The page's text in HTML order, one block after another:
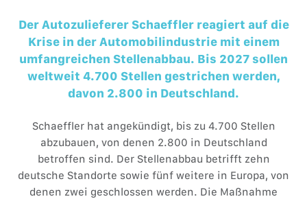
Der Autozulieferer Schaeffler reagiert auf die
Krise in der Automobilindustrie mit einem
umfangreichen Stellenabbau. Bis 2027 sollen
weltweit 4.700 Stellen gestrichen werden,
davon 2.800 in Deutschland.
Schaeffler hat angekündigt, bis zu 4.700 Stellen
abzubauen, von denen 2.800 in Deutschland
betroffen sind. Der Stellenabbau betrifft zehn
deutsche Standorte sowie fünf weitere in Europa, von
denen zwei geschlossen werden. Die Maßnahme